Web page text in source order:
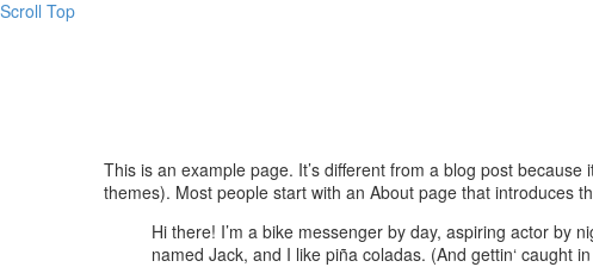
Scroll Top
This is an example page. It’s different from a blog post
themes). Most people start with an About page that introduces
Hi there! I’m a bike messenger by day, aspiring actor by
named Jack, and I like piña coladas. (And gettin‘ caught